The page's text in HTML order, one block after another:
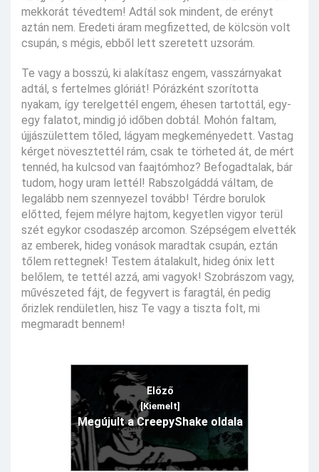
mekkorát tévedtem! Adtál sok mindent, de erényt
aztán nem. Eredeti áram megfizetted, de kölcsön volt
csupán, s mégis, ebből lett szeretett uzsorám.
Te vagy a bosszú, ki alakítasz engem, vasszárnyakat
adtál, s fertelmes glóriát! Pórázként szorította
nyakam, így terelgettél engem, éhesen tartottál, egy-
egy falatot, mindig jó időben dobtál. Mohón faltam,
újjászülettem tőled, lágyam megkeményedett. Vastag
kérget növesztettél rám, csak te törheted át, de mért
tennéd, ha kulcsod van faajtómhoz? Befogadtalak, bár
tudom, hogy uram lettél! Rabszolgáddá váltam, de
legalább nem szennyezel tovább! Térdre borulok
előtted, fejem mélyre hajtom, kegyetlen vigyor terül
szét egykor csodaszép arcomon. Szépségem elvették
az emberek, hideg vonások maradtak csupán, eztán
tőlem rettegnek! Testem átalakult, hideg ónix lett
belőlem, te tettél azzá, ami vagyok! Szobrászom vagy,
művészeted fájt, de fegyvert is faragtál, én pedig
őrizlek rendületlen, hisz Te vagy a tiszta folt, mi
megmaradt bennem!
Előző
[Kiemelt]
Megújult a CreepyShake oldala